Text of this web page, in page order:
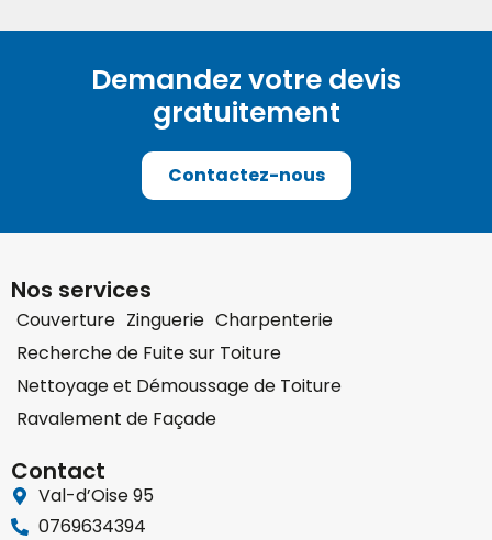
Demandez votre devis
gratuitement
Contactez-nous
Nos services
Couverture Zinguerie Charpenterie
Recherche de Fuite sur Toiture
Nettoyage et Démoussage de Toiture
Ravalement de Façade
Contact
Val-d’Oise 95
0769634394